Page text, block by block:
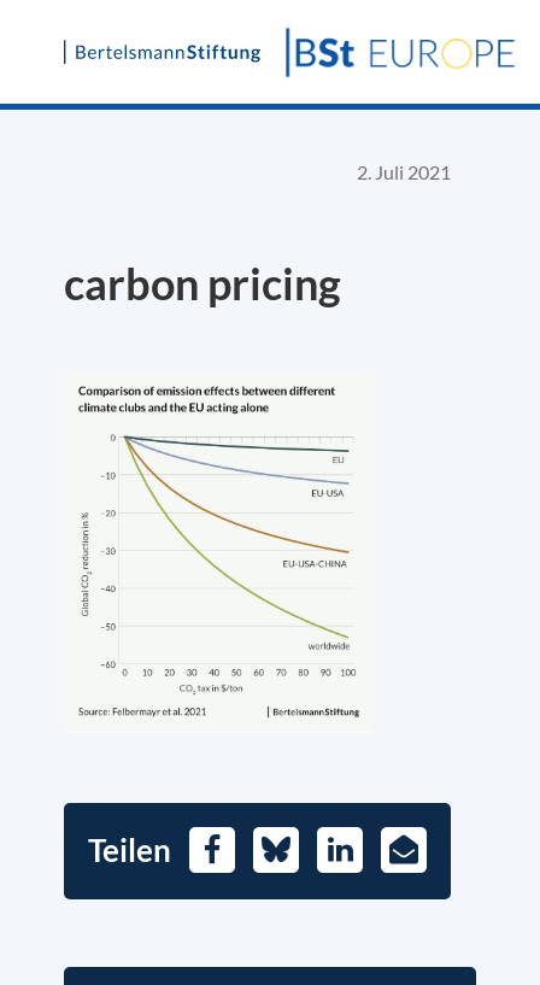
Skip
2. Juli 2021
carbon pricing
Teilen FacebookBlueskyLinkedIn
E-
Mail